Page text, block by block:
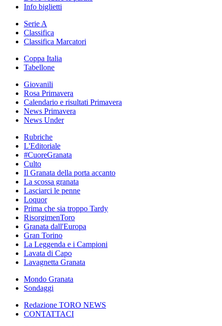
Info biglietti
Serie A
Classifica
Classifica Marcatori
Coppa Italia
Tabellone
Giovanili
Rosa Primavera
Calendario e risultati Primavera
News Primavera
News Under
Rubriche
L'Editoriale
#CuoreGranata
Culto
Il Granata della porta accanto
La scossa granata
Lasciarci le penne
Loquor
Prima che sia troppo Tardy
RisorgimenToro
Granata dall'Europa
Gran Torino
La Leggenda e i Campioni
Lavata di Capo
Lavagnetta Granata
Mondo Granata
Sondaggi
Redazione TORO NEWS
CONTATTACI